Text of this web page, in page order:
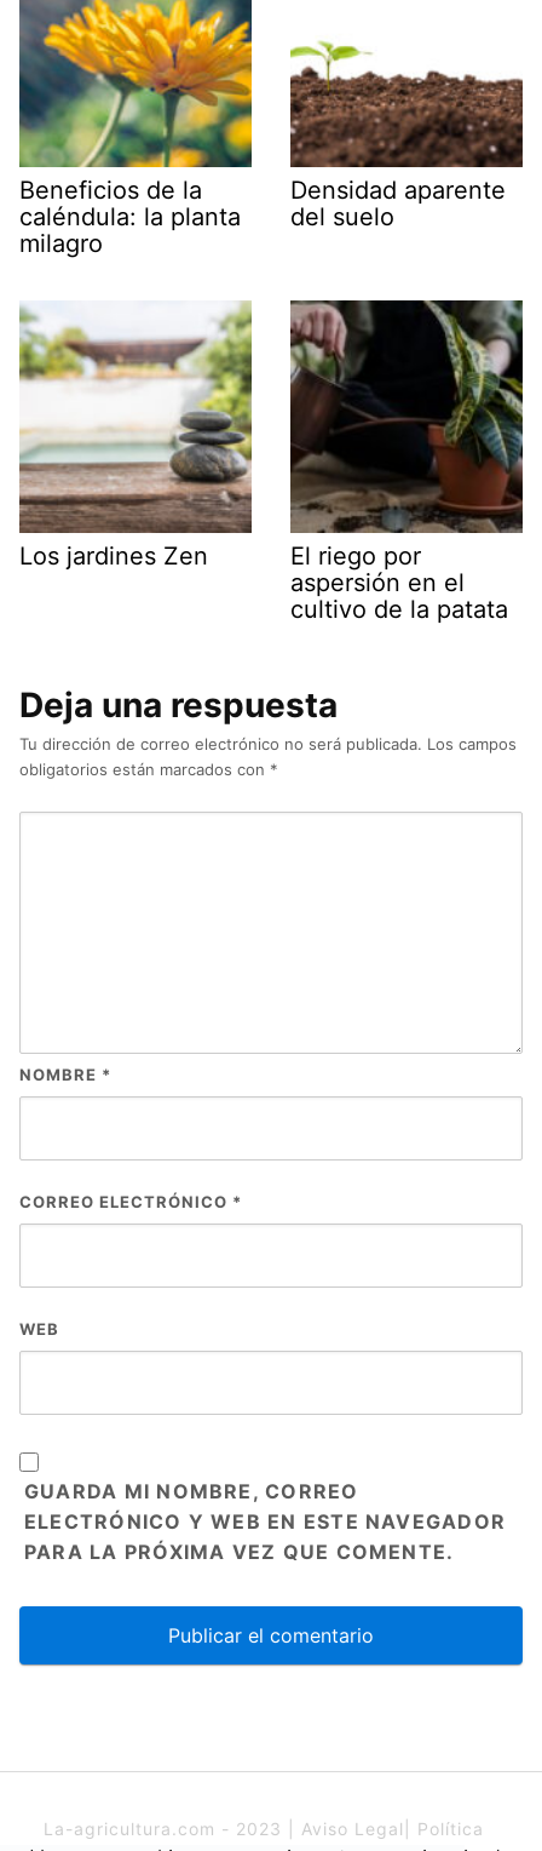
Beneficios de la
caléndula: la planta
milagro
Densidad aparente
del suelo
Los jardines Zen
El riego por
aspersión en el
cultivo de la patata
Deja una respuesta
Tu dirección de correo electrónico no será publicada. Los campos
obligatorios están marcados con *
NOMBRE *
CORREO ELECTRÓNICO *
WEB
GUARDA MI NOMBRE, CORREO
ELECTRÓNICO Y WEB EN ESTE NAVEGADOR
PARA LA PRÓXIMA VEZ QUE COMENTE.
La-agricultura.com - 2023 | Aviso Legal
Política